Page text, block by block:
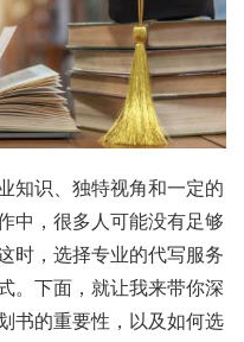
知识、独特视角和一定的
中，很多人可能没有足够
时，选择专业的代写服务
。下面，就让我来带你深
书的重要性，以及如何选